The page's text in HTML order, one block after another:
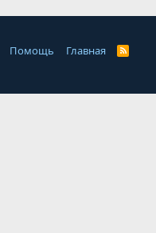
Помощь Главная